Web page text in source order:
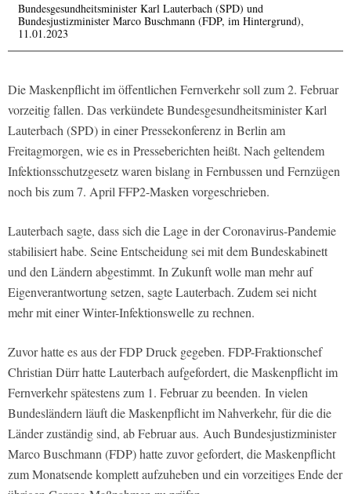
Bundesgesundheitsminister Karl Lauterbach (SPD) und
Bundesjustizminister Marco Buschmann (FDP, im Hintergrund),
11.01.2023
Die Maskenpflicht im öffentlichen Fernverkehr soll zum 2. Februar
vorzeitig fallen. Das verkündete Bundesgesundheitsminister Karl
Lauterbach (SPD) in einer Pressekonferenz in Berlin am
Freitagmorgen, wie es in Presseberichten heißt. Nach geltendem
Infektionsschutzgesetz waren bislang in Fernbussen und Fernzügen
noch bis zum 7. April FFP2-Masken vorgeschrieben.
Lauterbach sagte, dass sich die Lage in der Coronavirus-Pandemie
stabilisiert habe. Seine Entscheidung sei mit dem Bundeskabinett
und den Ländern abgestimmt. In Zukunft wolle man mehr auf
Eigenverantwortung setzen, sagte Lauterbach. Zudem sei nicht
mehr mit einer Winter-Infektionswelle zu rechnen.
Zuvor hatte es aus der FDP Druck gegeben. FDP-Fraktionschef
Christian Dürr hatte Lauterbach aufgefordert, die Maskenpflicht im
Fernverkehr spätestens zum 1. Februar zu beenden. In vielen
Bundesländern läuft die Maskenpflicht im Nahverkehr, für die die
Länder zuständig sind, ab Februar aus. Auch Bundesjustizminister
Marco Buschmann (FDP) hatte zuvor gefordert, die Maskenpflicht
zum Monatsende komplett aufzuheben und ein vorzeitiges Ende der